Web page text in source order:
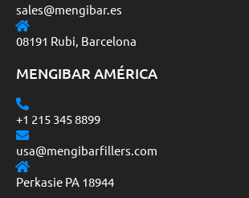
sales@mengibar.es
08191 Rubi, Barcelona
MENGIBAR AMÉRICA
+1 215 345 8899
usa@mengibarfillers.com
Perkasie PA 18944